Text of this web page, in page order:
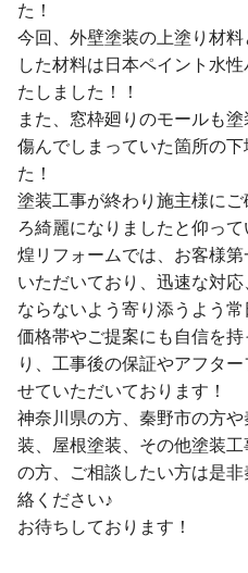
た！
今回、外壁塗装の上塗り材
した材料は日本ペイント水
たしました！！
また、窓枠廻りのモールも塗
傷んでしまっていた箇所の
た！
塗装工事が終わり施主様に
ろ綺麗になりましたと仰っ
煌リフォームでは、お客様
いただいており、迅速な対
ならないよう寄り添うよう常
価格帯やご提案にも自信を
り、工事後の保証やアフタ
せていただいております！
神奈川県の方、秦野市の方
装、屋根塗装、その他塗装
の方、ご相談したい方は是
絡ください♪
お待ちしております！